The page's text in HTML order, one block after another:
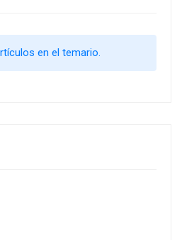
en el temario.